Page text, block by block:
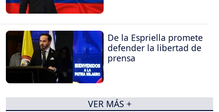
De la Espriella promete
defender la libertad de
prensa
VER MÁS +